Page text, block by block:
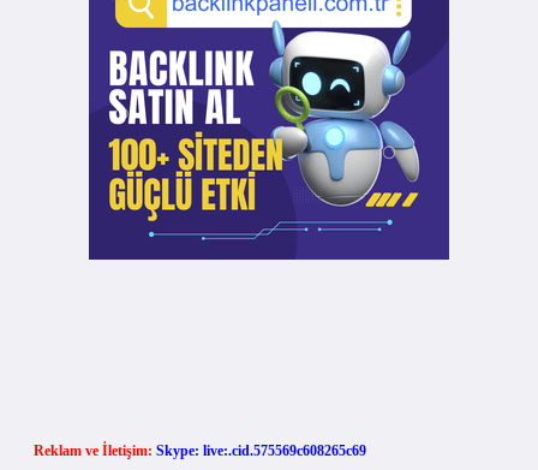
Reklam ve İletişim: Skype: live:.cid.575569c608265c69